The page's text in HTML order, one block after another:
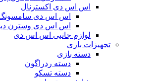
اس اس دی اکسترنال
اس اس دی
اس اس دی وسترن
لوازم جانبی اس اس دی
تجهیزات بازی
دسته بازی
دسته ردراگون
دسته تسکو